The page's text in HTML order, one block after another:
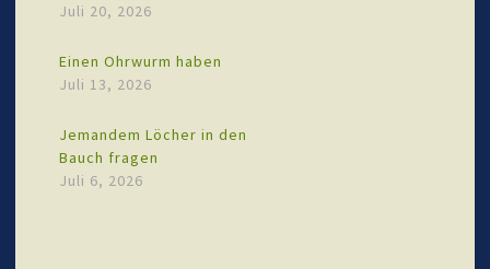
Juli 20, 2026
Einen Ohrwurm haben
Juli 13, 2026
Jemandem Löcher in den
Bauch fragen
Juli 6, 2026